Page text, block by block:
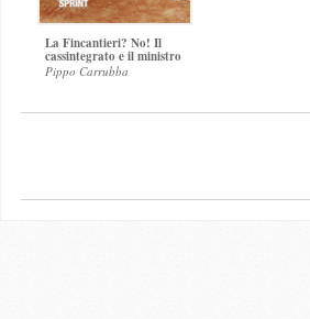
La Fincantieri? No! Il
cassintegrato e il ministro
Pippo Carrubba